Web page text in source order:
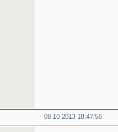
08-10-2013 18:47:58